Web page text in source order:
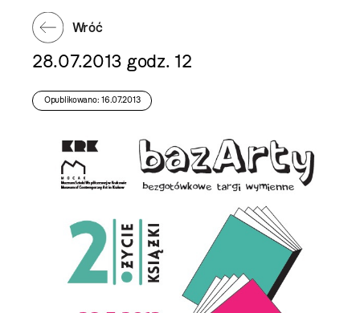
Wróć
28.07.2013 godz. 12
Opublikowano: 16.07.2013